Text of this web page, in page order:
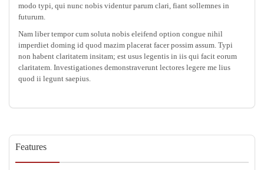
modo typi, qui nunc nobis videntur parum clari, fiant sollemnes in
futurum.
Nam liber tempor cum soluta nobis eleifend option congue nihil
imperdiet doming id quod mazim placerat facer possim assum. Typi
non habent claritatem insitam; est usus legentis in iis qui facit eorum
claritatem. Investigationes demonstraverunt lectores legere me lius
quod ii legunt saepius.
Features